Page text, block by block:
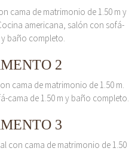
cama de matrimonio de 1.50 m y
americana, salón con sofá-
y baño completo.
2
cama de matrimonio de 1.50 m.
cama de 1.50 m y baño completo.
3
con cama de matrimonio de 1.50